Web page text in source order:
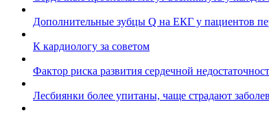
Дополнительные зубцы Q на ЕКГ у пациентов
К кардиологу за советом
Фактор риска развития сердечной
Лесбиянки более упитаны, чаще страдают